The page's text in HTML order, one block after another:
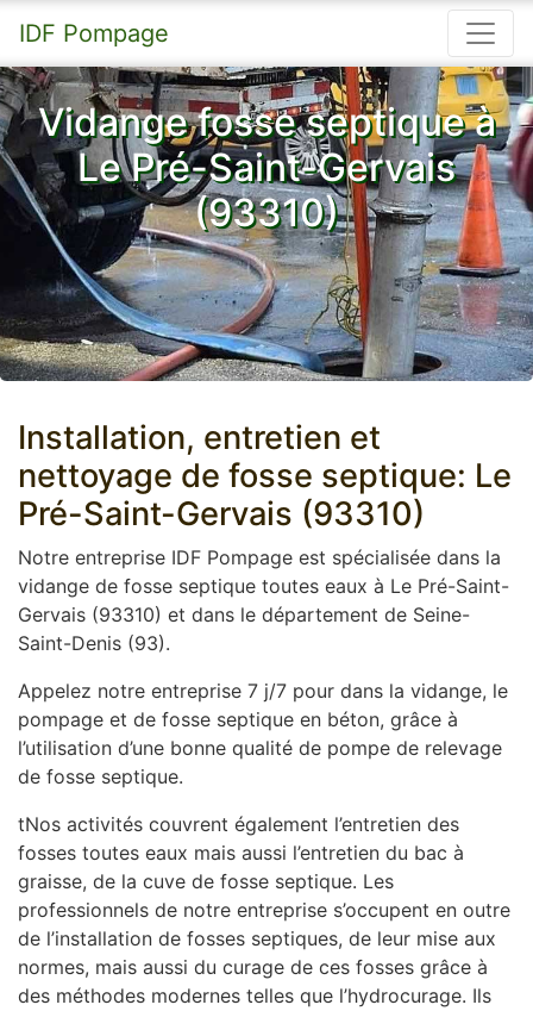
IDF Pompage
Vidange fosse septique à
Le Pré-Saint-Gervais
(93310)
Installation, entretien et
nettoyage de fosse septique: Le
Pré-Saint-Gervais (93310)
Notre entreprise IDF Pompage est spécialisée dans la
vidange de fosse septique toutes eaux à Le Pré-Saint-
Gervais (93310) et dans le département de Seine-
Saint-Denis (93).
Appelez notre entreprise 7 j/7 pour dans la vidange, le
pompage et de fosse septique en béton, grâce à
l’utilisation d’une bonne qualité de pompe de relevage
de fosse septique.
tNos activités couvrent également l’entretien des
fosses toutes eaux mais aussi l’entretien du bac à
graisse, de la cuve de fosse septique. Les
professionnels de notre entreprise s’occupent en outre
de l’installation de fosses septiques, de leur mise aux
normes, mais aussi du curage de ces fosses grâce à
des méthodes modernes telles que l’hydrocurage. Ils